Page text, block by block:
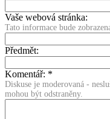
Vaše webová stránka:
Tato informace bude
Předmět:
Komentář: *
Diskuse je moderovaná -
mohou být odstraněny.